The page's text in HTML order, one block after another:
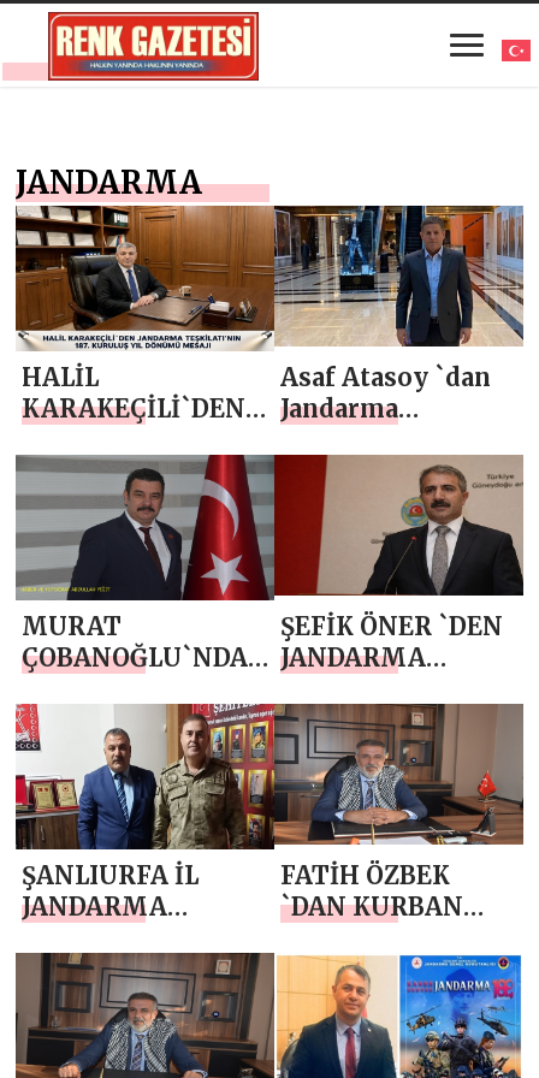
JANDARMA
HALİL
KARAKEÇİLİ`DEN
TEŞKİLATI’NIN 187.
KURULUŞ YIL
DÖNÜMÜ MESAJI
Asaf Atasoy `dan
Jandarma
Kuruluş Yıl
Dönümü Mesajı
MURAT
ÇOBANOĞLU`NDAN
TEŞKİLATI’NIN 187.
KURULUŞ YIL
DÖNÜMÜ MESAJI
ŞEFİK ÖNER `DEN
JANDARMA
187. KURULUŞ YIL
DÖNÜMÜ MESAJI
ŞANLIURFA İL
JANDARMA
TUĞGENERAL
MÜCAHİT
AVKIRAN`DAN
BİRECİK ŞEHİT
FATİH ÖZBEK
`DAN KURBAN